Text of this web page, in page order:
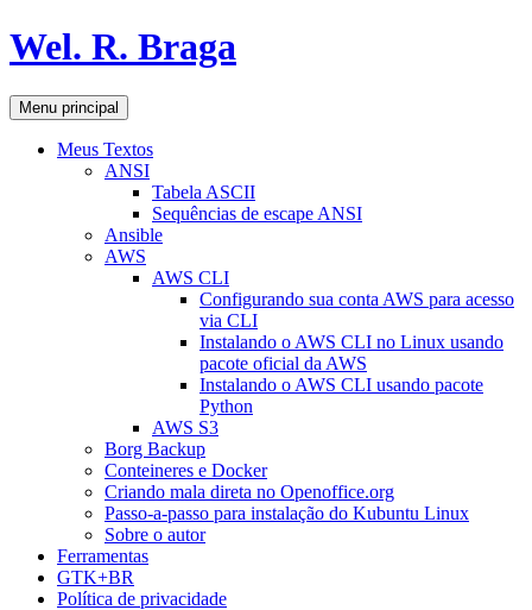
Pular
para
conteúdo
Wel. R. Braga
Pesquisar
Menu principal
Meus Textos
ANSI
Tabela ASCII
Sequências de escape ANSI
Ansible
AWS
AWS CLI
Configurando sua conta AWS para acesso
via CLI
Instalando o AWS CLI no Linux usando
pacote oficial da AWS
Instalando o AWS CLI usando pacote
Python
AWS S3
Borg Backup
Conteineres e Docker
Criando mala direta no Openoffice.org
Passo-a-passo para instalação do Kubuntu Linux
Sobre o autor
Ferramentas
GTK+BR
Política de privacidade